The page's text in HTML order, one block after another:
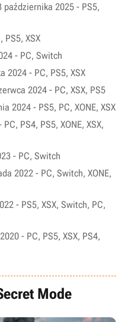
października 2025 - PS5,
PS5, XSX
- PC, Switch
2024 - PC, PS5, XSX
2024 - PC, XSX, PS5
2024 - PS5, PC, XONE, XSX
PS4, PS5, XONE, XSX,
- PC, Switch
2022 - PC, Switch, XONE,
- PS5, XSX, Switch, PC,
- PC, PS5, XSX, PS4,
Mode